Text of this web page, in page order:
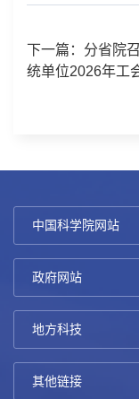
下一篇：分省院
统单位2026年工